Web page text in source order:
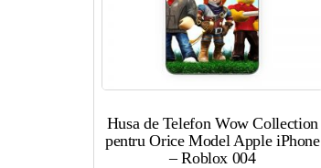
Husa de Telefon Wow Collection
pentru Orice Model Apple iPhone
– Roblox 004